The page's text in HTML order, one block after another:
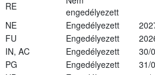
RE
engedélyezett
NE Engedélyezett
FU Engedélyezett
IN, AC Engedélyezett
30/
PG Engedélyezett
31/